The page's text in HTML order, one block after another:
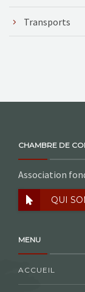
Transports
CHAMBRE DE
Association
QUI
MENU
ACCUEIL